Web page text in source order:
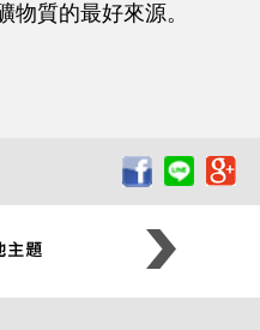
物質的最好來源。